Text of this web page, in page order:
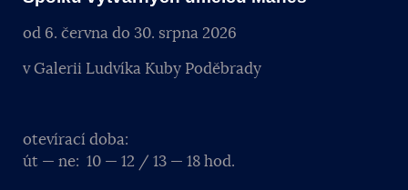
od 6. června do 30. srpna 2026
v Galerii Ludvíka Kuby Poděbrady
otevírací doba:
út — ne: 10 — 12 / 13 — 18 hod.